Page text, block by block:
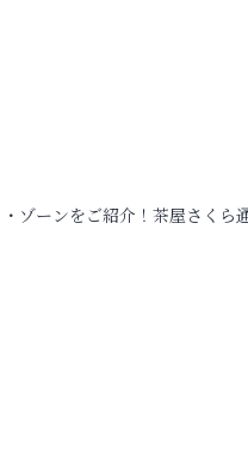
ゾーンをご紹介！茶屋さくら